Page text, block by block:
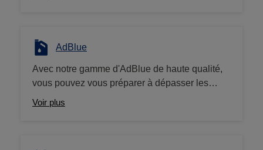
AdBlue
Avec notre gamme d'AdBlue de haute qualité,
vous pouvez vous préparer à dépasser les
normes d'émission et à donner à votre véhicule
Voir plus